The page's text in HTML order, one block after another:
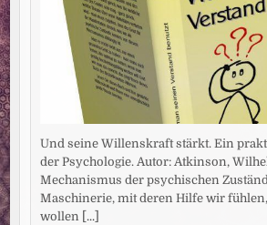
Und seine Willenskraft stärkt. Ein
der Psychologie. Autor: Atkinson,
Mechanismus der psychischen
Maschinerie, mit deren Hilfe wir
wollen [...]